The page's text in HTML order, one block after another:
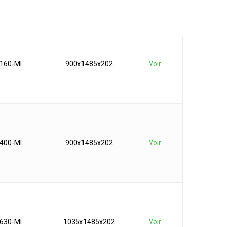
MI 900x1485x202 Voir
MI 900x1485x202 Voir
MI 1035x1485x202 Voir